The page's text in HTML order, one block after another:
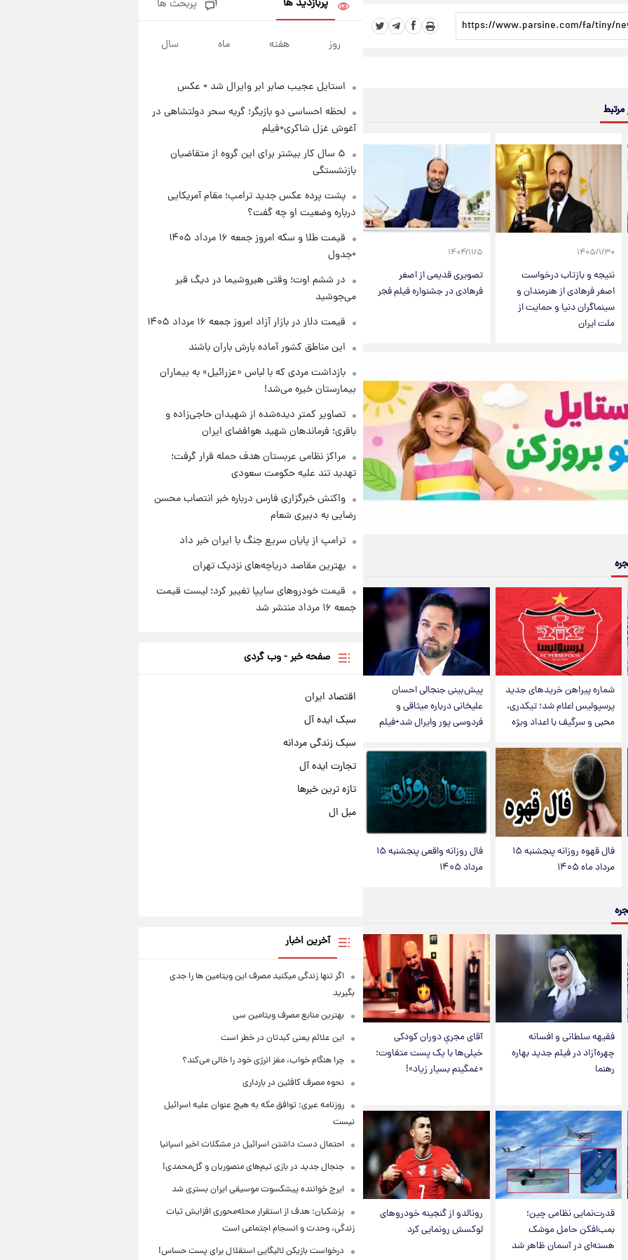
مرتبط
۱۴۰۵/۱/۳۰
نتیجه و بازتاب درخواست
اصغر فرهادی از هنرمندان و
سینماگران دنیا و حمایت از
ملت ایران
۱۴۰۴/۱۱/۵
تصویری قدیمی از اصغر
فرهادی در جشنواره فیلم فجر
شماره پیراهن خریدهای جدید
پرسپولیس اعلام شد؛ تیکدری،
محبی و سرگیف با اعداد ویژه
پیش‌بینی جنجالی احسان
علیخانی درباره میثاقی و
فردوسی پور وایرال شد+فیلم
فال قهوه روزانه پنجشنبه ۱۵
مرداد ماه ۱۴۰۵
فال روزانه واقعی پنجشنبه ۱۵
مرداد ۱۴۰۵
فقیهه سلطانی و افسانه
چهره‌آزاد در فیلم جدید بهاره
رهنما
آقای مجریِ دوران کودکی
خیلی‌ها با یک پست متفاوت؛
«غمگینم بسیار زیاد»!
قدرت‌نمایی نظامی چین؛
بمب‌افکن حامل موشک
هسته‌ای در آسمان ظاهر شد
رونالدو از گنجینه خودروهای
لوکسش رونمایی کرد
جزئیات فعال‌سازی «کیف پول
ایران» اعلام شد+فیلم
۱ روز پیش
۱۵ مرداد ۱۴۰۵ +جدول
قیمت طلا و سکه امروز پنجشنبه
۱۵ مرداد ۱۴۰۵
شارژ جدید کالابرگ برای سه
پربازدید ها پربحث ها
روز هفته ماه سال
استایل عجیب صابر ابر وایرال شد + عکس
لحظه احساسی دو بازیگر؛ گریه سحر دولتشاهی در
آغوش غزل شاکری+فیلم
۵ سال کار بیشتر برای این گروه از متقاضیان
بازنشستگی
پشت پرده عکس جدید ترامپ؛ مقام آمریکایی
درباره وضعیت او چه گفت؟
قیمت طلا و سکه امروز جمعه ۱۶ مرداد ۱۴۰۵
+جدول
در ششم اوت؛ وقتی هیروشیما در دیگ قیر
می‌جوشید
قیمت دلار در بازار آزاد امروز جمعه ۱۶ مرداد ۱۴۰۵
این مناطق کشور آماده بارش باران باشند
بازداشت مردی که با لباس «عزرائیل» به بیماران
بیمارستان خیره می‌شد!
تصاویر کمتر دیده‌شده از شهیدان حاجی‌زاده و
باقری؛ فرماندهان شهید هوافضای ایران
مراکز نظامی عربستان هدف حمله قرار گرفت؛
تهدید تند علیه حکومت سعودی
واکنش خبرگزاری فارس درباره خبر انتصاب محسن
رضایی به دبیری شعام
ترامپ از پایان سریع جنگ با ایران خبر داد
بهترین مقاصد دریاچه‌های نزدیک تهران
قیمت خودروهای سایپا تغییر کرد؛ لیست قیمت
جمعه ۱۶ مرداد منتشر شد
صفحه خبر - وب گردی
اقتصاد ایران
سبک ایده آل
سبک زندگی مردانه
تجارت ایده آل
تازه ترین خبرها
مبل ال
آخرین اخبار
اگر تنها زندگی میکنید مصرف این ویتامین ها را جدی
بگیرید
بهترین منابع مصرف ویتامین سی
این علائم یعنی کبدتان در خطر است
چرا هنگام خواب، مغز انرژی خود را خالی می‌کند؟
نحوه مصرف کافئین در بارداری
روزنامه عبری: توافق مکه به هیچ عنوان علیه اسرائیل
نیست
احتمال دست داشتن اسرائیل در مشکلات اخیر اسپانیا
جنجال جدید در بازی تیم‌های منصوریان و گل‌محمدی!
ایرج خواننده پیشکسوت موسیقی ایران بستری شد
پزشکیان: هدف از استقرار محله‌محوری افزایش ثبات
زندگی، وحدت و انسجام اجتماعی است
درخواست بازیکن لالیگایی استقلال برای پست حساس!